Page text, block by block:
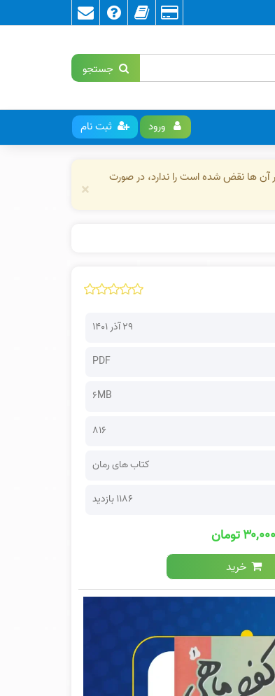
جستجو
ورود ثبت نام
آن ها نقض شده است را ندارد، در صورت
×
۲۹ آذر ۱۴۰۱
PDF
6MB
816
کتاب های رمان
1186 بازدید
۳۰,۰۰۰ تومان
خرید